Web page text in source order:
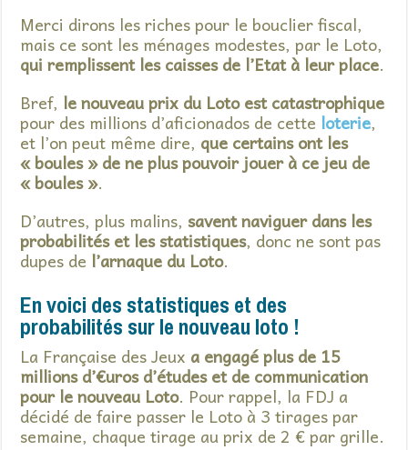
Merci dirons les riches pour le bouclier fiscal,
mais ce sont les ménages modestes, par le Loto,
qui remplissent les caisses de l’Etat à leur place.
Bref, le nouveau prix du Loto est catastrophique
pour des millions d’aficionados de cette loterie,
et l’on peut même dire, que certains ont les
« boules » de ne plus pouvoir jouer à ce jeu de
« boules ».
D’autres, plus malins, savent naviguer dans les
probabilités et les statistiques, donc ne sont pas
dupes de l’arnaque du Loto.
En voici des statistiques et des
probabilités sur le nouveau loto !
La Française des Jeux a engagé plus de 15
millions d’€uros d’études et de communication
pour le nouveau Loto. Pour rappel, la FDJ a
décidé de faire passer le Loto à 3 tirages par
semaine, chaque tirage au prix de 2 € par grille.